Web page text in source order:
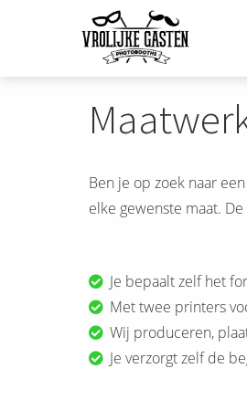
Ben je op zoek naar
elke gewenste maat.
Je bepaalt zelf het
Met twee printers
Wij produceren,
Je verzorgt zelf de
gedrag van een
Hierdoor
relevante
tonen
op het